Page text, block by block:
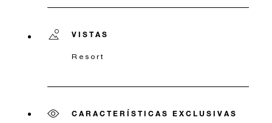
VISTAS
Resort
CARACTERÍSTICAS EXCLUSIVAS